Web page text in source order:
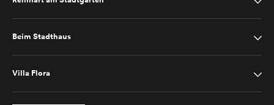
Beim Stadthaus
Villa Flora